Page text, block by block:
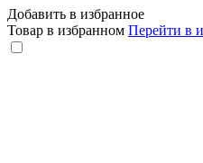
Добавить в избранное
Товар в избранном Перейти в